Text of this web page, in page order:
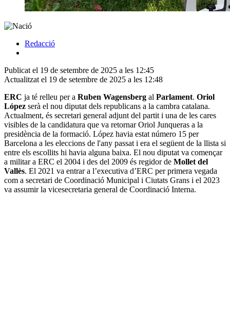
Redacció
Publicat el 19 de setembre de 2025 a les 12:45
Actualitzat el 19 de setembre de 2025 a les 12:48
ERC ja té relleu per a Ruben Wagensberg al Parlament. Oriol
López serà el nou diputat dels republicans a la cambra catalana.
Actualment, és secretari general adjunt del partit i una de les cares
visibles de la candidatura que va retornar Oriol Junqueras a la
presidència de la formació. López havia estat número 15 per
Barcelona a les eleccions de l'any passat i era el següent de la llista si
entre els escollits hi havia alguna baixa. El nou diputat va començar
a militar a ERC el 2004 i des del 2009 és regidor de Mollet del
Vallès. El 2021 va entrar a l’executiva d’ERC per primera vegada
com a secretari de Coordinació Municipal i Ciutats Grans i el 2023
va assumir la vicesecretaria general de Coordinació Interna.